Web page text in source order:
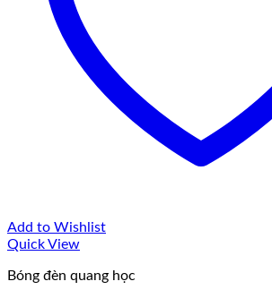
Add to Wishlist
Quick View
Bóng đèn quang học